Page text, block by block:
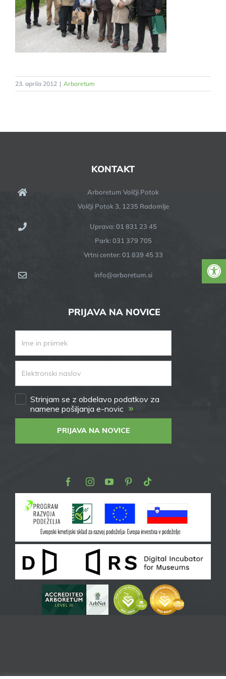
23. aprila 2012 | Arboretum
KONTAKT
Arboretum Volčji Potok
Volčji Potok 3, 1235 Radomlje
Uprava: 01 831 23 45
Park: 031 379 705
Vrtni center: 01 839 45 33
info@arboretum.si
PRIJAVA NA NOVICE
Strinjam se z obdelavo podatkov za
namene pošiljanja e-novic »
PRIJAVA NA NOVICE
FacebookInstagram
YoutubePinterest